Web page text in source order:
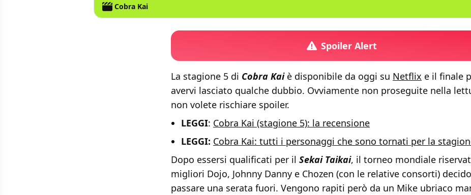
Cobra Kai
Spoiler Alert
La stagione 5 di Cobra Kaiè disponibile da oggi su Netflix e il finale
avervi lasciato qualche dubbio. Ovviamente non proseguite nella
non volete rischiare spoiler.
LEGGI: Cobra Kai (stagione 5): la recensione
LEGGI: Cobra Kai: tutti i personaggi che sono tornati per la
Dopo essersi qualificati per il Sekai Taikai, il torneo mondiale
migliori Dojo, Johnny Danny e Chozen (con le relative consorti)
passare una serata fuori. Vengono rapiti però da un Mike ubriaco